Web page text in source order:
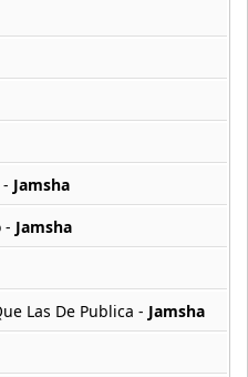
Jamsha
- Jamsha
Las De Publica - Jamsha